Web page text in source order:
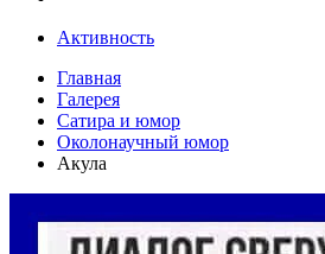
Активность
Главная
Галерея
Сатира и юмор
Околонаучный юмор
Акула